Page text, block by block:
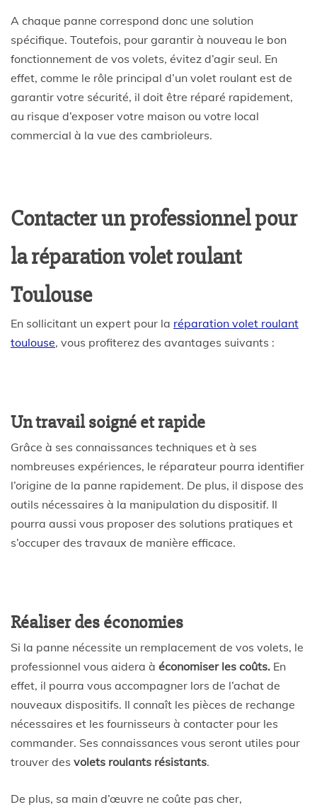
A chaque panne correspond donc une solution
spécifique. Toutefois, pour garantir à nouveau le bon
fonctionnement de vos volets, évitez d’agir seul. En
effet, comme le rôle principal d’un volet roulant est de
garantir votre sécurité, il doit être réparé rapidement,
au risque d’exposer votre maison ou votre local
commercial à la vue des cambrioleurs.
Contacter un professionnel pour
la réparation volet roulant
Toulouse
En sollicitant un expert pour la réparation volet roulant
toulouse, vous profiterez des avantages suivants :
Un travail soigné et rapide
Grâce à ses connaissances techniques et à ses
nombreuses expériences, le réparateur pourra identifier
l’origine de la panne rapidement. De plus, il dispose des
outils nécessaires à la manipulation du dispositif. Il
pourra aussi vous proposer des solutions pratiques et
s’occuper des travaux de manière efficace.
Réaliser des économies
Si la panne nécessite un remplacement de vos volets, le
professionnel vous aidera à économiser les coûts. En
effet, il pourra vous accompagner lors de l’achat de
nouveaux dispositifs. Il connaît les pièces de rechange
nécessaires et les fournisseurs à contacter pour les
commander. Ses connaissances vous seront utiles pour
trouver des volets roulants résistants.
De plus, sa main d’œuvre ne coûte pas cher,